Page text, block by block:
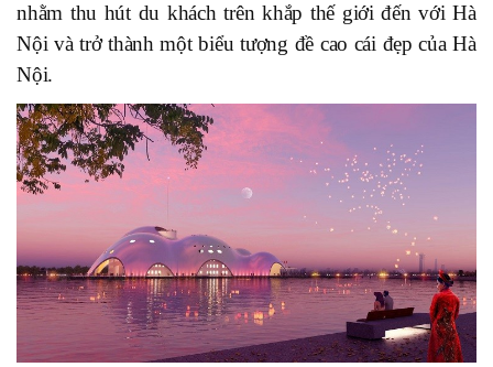
nhằm thu hút du khách trên khắp thế giới đến với Hà
Nội và trở thành một biểu tượng đề cao cái đẹp của Hà
Nội.